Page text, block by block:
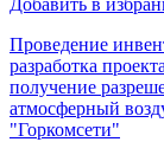
Проведение
разработка
получение
атмосферный
"Горкомсети"